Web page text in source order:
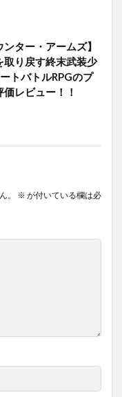
ンター・アームズ】
取り戻す終末武装少
トバトルRPGのプ
価レビュー！！
。 ※ が付いている欄は必